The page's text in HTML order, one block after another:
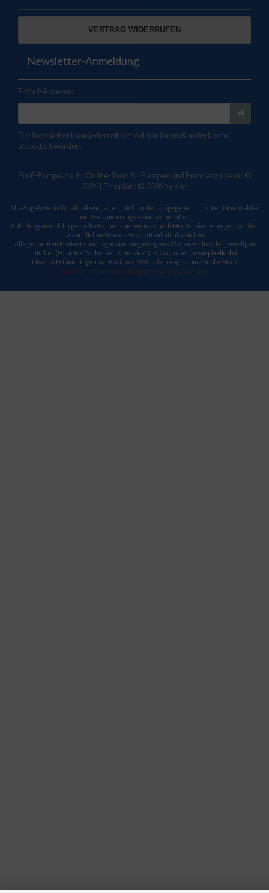
VERTRAG WIDERRUFEN
Newsletter-Anmeldung
E-Mail-Adresse:
Der Newsletter kann jederzeit hier oder in Ihrem Kundenkonto
abbestellt werden.
Profi-Pumpe.de Ihr Online-Shop für Pumpen und Pumpenzubehör ©
2026 | Template © 2026 by Karl
Alle Angebote sind freibleibend, sofern nicht anders angegeben. Irrtümer, Druckfehler
und Preisänderungen sind vorbehalten.
Abbildungen und dargestellte Farben können, u.a. durch Monitoreinstellungen, von der
tatsächlichen Waren-Beschaffenheit abweichen.
Alle genannten Produkte und Logos sind eingetragene Warenzeichen der jeweiligen
Inhaber (Foto(Box "Sicherheit & Service"): K. Gastmann, www.pixelio.de).
Diverse Fotomontagen auf Basis von 4045 - de.freepik.com / Adobe Stock
mod